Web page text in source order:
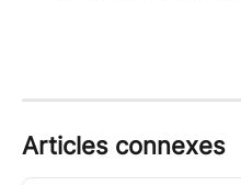
Articles connexes